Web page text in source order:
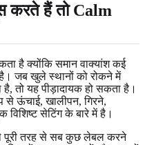
करते हैं तो Calm
है क्योंकि समान वाक्यांश कई
जब खुले स्थानों को रोकने में
तो यह पीड़ादायक हो सकता है।
ऊंचाई, खालीपन, गिरने,
विशिष्ट सेटिंग के बारे में है।
पूरी तरह से सब कुछ लेबल करने